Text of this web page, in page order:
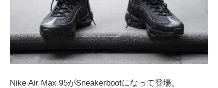
Nike Air Max 95がSneakerbootになって登場。